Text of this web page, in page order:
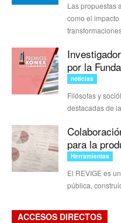
Las propuestas
como el
por la
noticias
Filósofas y
destacadas de
para la
Herramientas
El REVIGE es
pública,
ACCESOS DIRECTOS